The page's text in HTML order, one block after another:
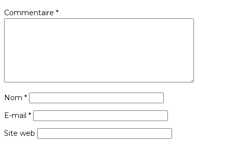
Commentaire *
Nom *
E-mail *
Site web